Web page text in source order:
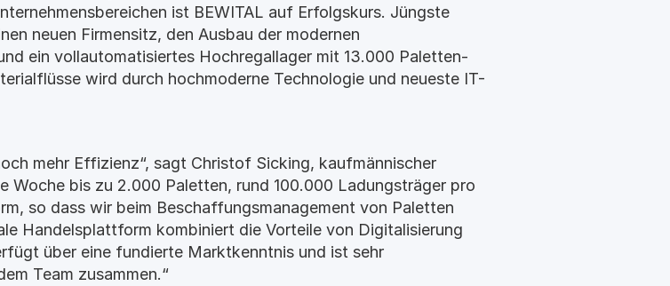
ist BEWITAL auf Erfolgskurs. Jüngste
neuen Firmensitz, den Ausbau der modernen
ein vollautomatisiertes Hochregallager mit 13.000 Paletten-
wird durch hochmoderne Technologie und neueste IT-
mehr Effizienz“, sagt Christof Sicking, kaufmännischer
Woche bis zu 2.000 Paletten, rund 100.000 Ladungsträger pro
so dass wir beim Beschaffungsmanagement von Paletten
Handelsplattform kombiniert die Vorteile von Digitalisierung
über eine fundierte Marktkenntnis und ist sehr
Team zusammen.“